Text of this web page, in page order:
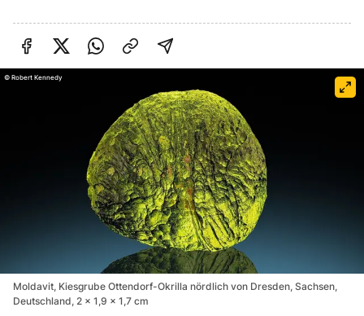
Auf Facebook teilen
Auf Twitter teilen
Per Link teilen
shareViaEmail
© Robert Kennedy
Moldavit, Kiesgrube Ottendorf-Okrilla nördlich von Dresden, Sachsen,
Deutschland, 2 x 1,9 x 1,7 cm